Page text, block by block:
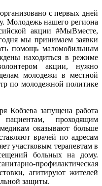
с первых дней
Молодежь нашего региона
акции #МыВместе,
мы принимаем заявки
помощь маломобильным
находиться в режиме
акции, нужно
молодежи в местной
по молодежной политике
Кобзева запущена работа
проходящим
оказывают больше
врачей по адресам
участковым терапевтам в
больных на дому.
профилактическая
агитируют жителей
защиты.